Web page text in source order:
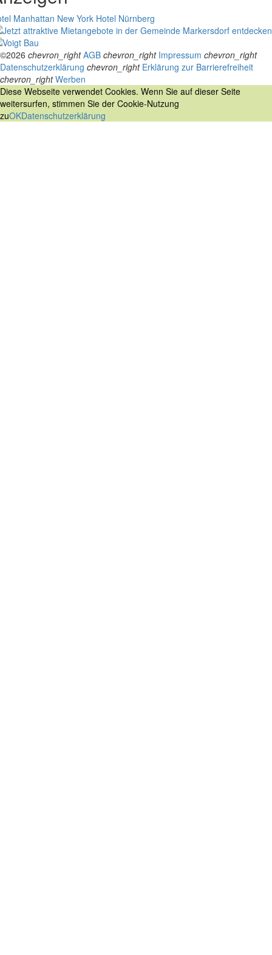
Manhattan New York Hotel Nürnberg
©2026 chevron_right AGB chevron_right Impressum chevron_right
Datenschutzerklärung chevron_right Erklärung zur Barrierefreiheit
chevron_right Werben
Diese Webseite verwendet Cookies. Wenn Sie auf dieser Seite
weitersurfen, stimmen Sie der Cookie-Nutzung
zuOKDatenschutzerklärung